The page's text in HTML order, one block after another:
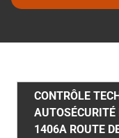
CONTRÔLE
1406A ROUTE